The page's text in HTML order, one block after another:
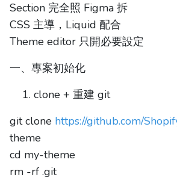
Section 完全照 Figma 拆
CSS 主導，Liquid 配合
Theme editor 只開必要設定
一、專案初始化
clone + 重建 git
git clone https://github.com/
theme
cd my-theme
rm -rf .git